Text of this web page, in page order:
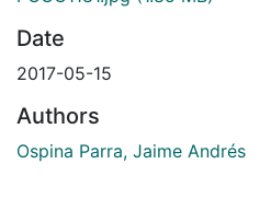
Date
2017-05-15
Authors
Ospina Parra, Jaime Andrés